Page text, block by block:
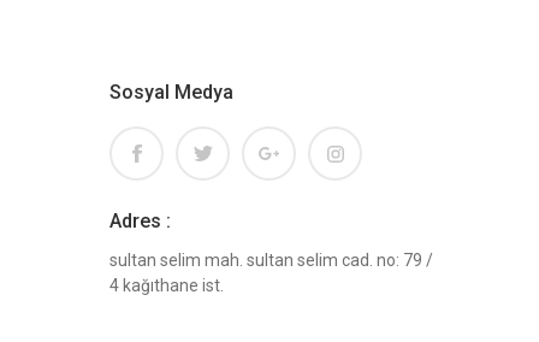
Sosyal Medya
Adres :
sultan selim mah. sultan selim cad. no: 79 /
4 kağıthane ist.